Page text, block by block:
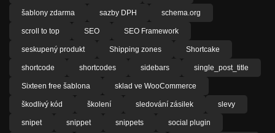
šablony zdarma sazby DPH schema.org
scroll to top SEO SEO Framework
seskupený produkt Shipping zones Shortcake
shortcode shortcodes sidebars single_post_title
Sixteen free šablona sklad ve WooCommerce
škodlivý kód školení sledování zásilek slevy
snipet snippet snippets social plugin